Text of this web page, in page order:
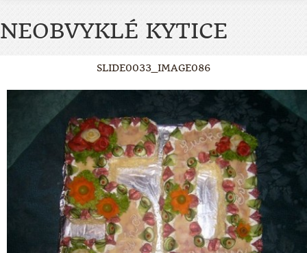
NEOBVYKLÉ KYTICE
SLIDE0033_IMAGE086